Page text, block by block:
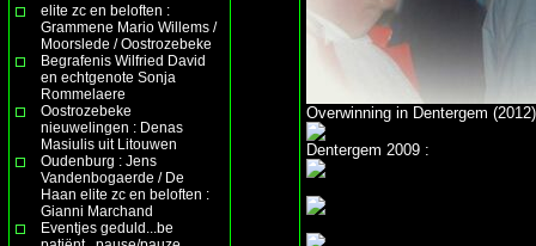
elite zc en beloften :
Grammene Mario Willems /
Moorslede / Oostrozebeke
Begrafenis Wilfried David
en echtgenote Sonja
Rommelaere
Oostrozebeke
nieuwelingen : Denas
Masiulis uit Litouwen
Oudenburg : Jens
Vandenbogaerde / De
Haan elite zc en beloften :
Gianni Marchand
Eventjes geduld...be
Overwinning in Dentergem (2012)
Dentergem 2009 :